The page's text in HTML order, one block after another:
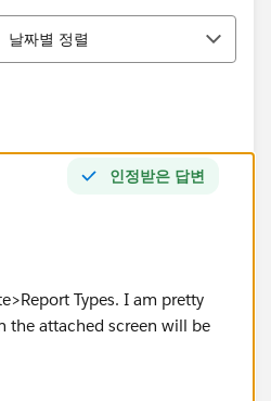
렬
날짜별 정렬
인정받은 답변
Types. I am pretty
the attached screen will be